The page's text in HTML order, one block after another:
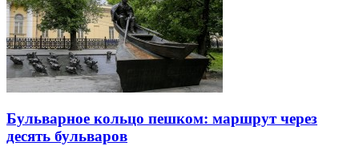
Бульварное кольцо пешком: маршрут через
десять бульваров